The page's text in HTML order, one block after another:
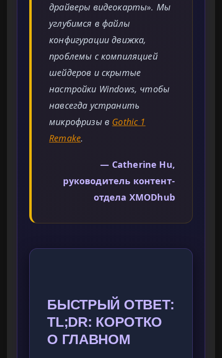
драйверы видеокарты». Мы
углубимся в файлы
конфигурации движка,
проблемы с компиляцией
шейдеров и скрытые
настройки Windows, чтобы
навсегда устранить
микрофризы в Gothic 1
Remake.
— Catherine Hu,
руководитель контент-
отдела XMODhub
БЫСТРЫЙ ОТВЕТ:
TL;DR: КОРОТКО
О ГЛАВНОМ